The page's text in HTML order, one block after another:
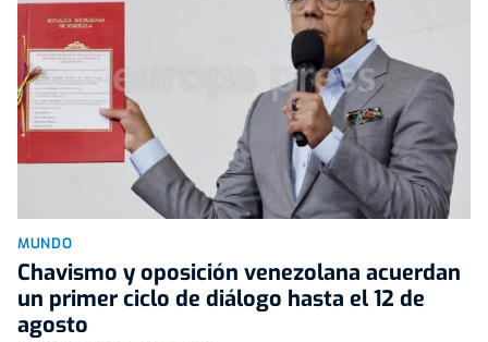
MUNDO
Chavismo y oposición venezolana acuerdan
un primer ciclo de diálogo hasta el 12 de
agosto